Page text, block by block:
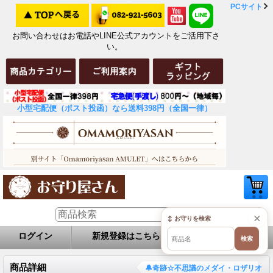
お問い合わせはお電話やLINE公式アカウントをご活用下さ
い。
小型宅配便（ポスト投函）なら送料398円（全国一律）
PCサイト
ログイン 新規登録はこちら お問い合せ
商品詳細 🔔奇跡☆不思議のメダイ・ロザリオ
×
↕ お守りを検索
検索